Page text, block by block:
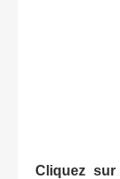
Cliquez